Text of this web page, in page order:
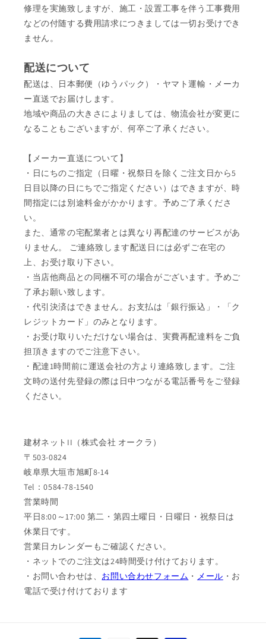
修理を実施致しますが、施工・設置工事を伴う工事費用
などの付随する費用請求につきましては一切お受けでき
ません。
配送について
配送は、日本郵便（ゆうパック）・ヤマト運輸・メーカ
ー直送でお届けします。
地域や商品の大きさによりましては、物流会社が変更に
なることもございますが、何卒ご了承ください。
【メーカー直送について】
・日にちのご指定（日曜・祝祭日を除くご注文日から5
日目以降の日にちでご指定ください）はできますが、時
間指定には別途料金がかかります。予めご了承くださ
い。
また、通常の宅配業者とは異なり再配達のサービスがあ
りません。 ご連絡致します配送日には必ずご在宅の
上、お受け取り下さい。
・当店他商品との同梱不可の場合がございます。予めご
了承お願い致します。
・代引決済はできません。お支払は「銀行振込」・「ク
レジットカード」のみとなります。
・お受け取りいただけない場合は、実費再配達料をご負
担頂きますのでご注意下さい。
・配達1時間前に運送会社の方より連絡致します。ご注
文時の送付先登録の際は日中つながる電話番号をご登録
ください。
建材ネットII（株式会社 オークラ）
〒503-0824
岐阜県大垣市旭町8-14
Tel：0584-78-1540
営業時間
平日8:00～17:00 第二・第四土曜日・日曜日・祝祭日は
休業日です。
営業日カレンダーもご確認ください。
・ネットでのご注文は24時間受け付けております。
・お問い合わせは、 お問い合わせフォーム ・ メール ・お
電話で受け付けております